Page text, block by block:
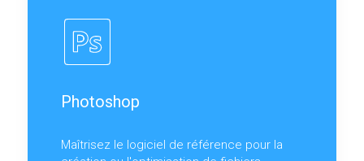
Photoshop
Maîtrisez le logiciel de référence pour la